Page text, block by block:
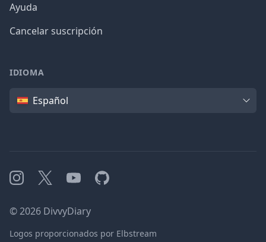
Ayuda
Cancelar suscripción
IDIOMA
IdiomaEspañol
Instagram
X YouTubeGitHub
©2026 DivvyDiary
Logos proporcionados por Elbstream